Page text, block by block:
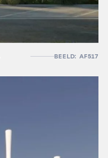
BEELD: AF517